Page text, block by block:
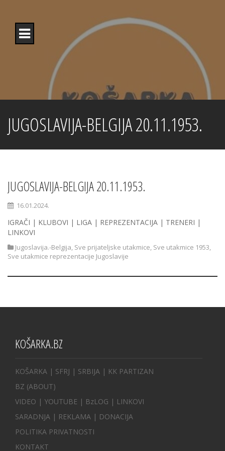
content
JUGOSLAVIJA-BELGIJA 20.11.1953.
JUGOSLAVIJA-BELGIJA 20.11.1953.
16.01.2024.
IGRAČI | KLUBOVI | LIGA | REPREZENTACIJA | TRENERI |
LINKOVI
Jugoslavija.-Belgija, Sve prijateljske utakmice, Sve utakmice 1953,
Sve utakmice reprezentacije Jugoslavije
KOŠARKA.BZ
KOŠARKA | SFRJ | SRBIJA | KK PARTIZAN
BZ (ABOUT)
VIDEO | YOUTUBE | BzLOG | LINKOVI
SARADNJA | REKLAMA | DONACIJA
POLITIKA PRIVATNOSTI
KONTAKT